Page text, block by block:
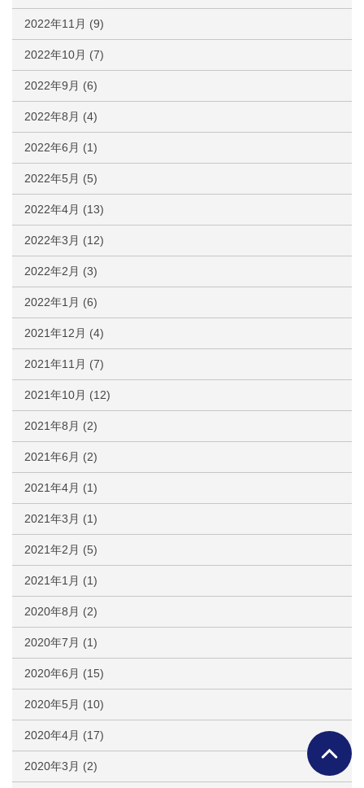
2022年11月 (9)
2022年10月 (7)
2022年9月 (6)
2022年8月 (4)
2022年6月 (1)
2022年5月 (5)
2022年4月 (13)
2022年3月 (12)
2022年2月 (3)
2022年1月 (6)
2021年12月 (4)
2021年11月 (7)
2021年10月 (12)
2021年8月 (2)
2021年6月 (2)
2021年4月 (1)
2021年3月 (1)
2021年2月 (5)
2021年1月 (1)
2020年8月 (2)
2020年7月 (1)
2020年6月 (15)
2020年5月 (10)
2020年4月 (17)
2020年3月 (2)
ページ